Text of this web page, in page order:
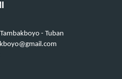
- Tuban